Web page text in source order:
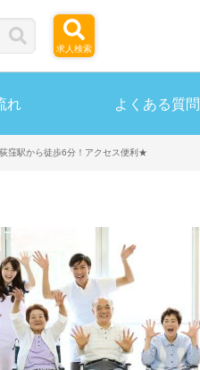
求人検索
れ よくある質問
窪駅から徒歩6分！アクセス便利★